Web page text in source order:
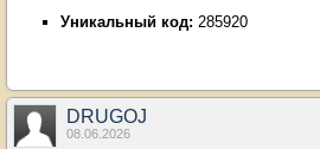
Уникальный код: 285920
DRUGOJ
08.06.2026